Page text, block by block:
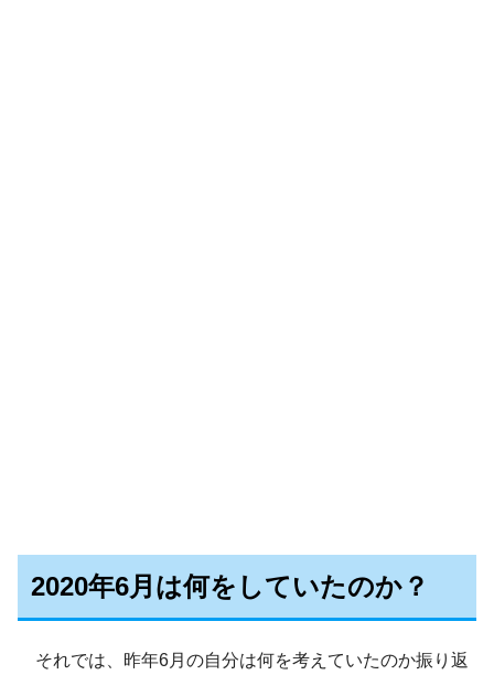
2020年6月は何をしていたのか？
それでは、昨年6月の自分は何を考えていたのか振り返